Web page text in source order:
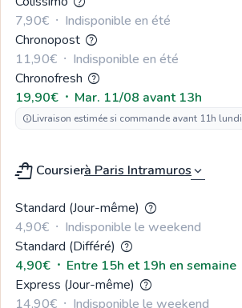
Indisponible en été
  ⸱
7,90€
Chronopost help
Indisponible en été
  ⸱
11,90€
Chronofresh help
Mar. 11/08 avant 13h
  ⸱
19,90€
infoLivraison estimée si commande avant 11h lundi
shopping_bag_speed Coursier expand_more
Standard (Jour-même) help
Indisponible le weekend
  ⸱
4,90€
Standard (Différé) help
Entre 15h et 19h en semaine
  ⸱
4,90€
Express (Jour-même) help
Indisponible le weekend
  ⸱
14,90€